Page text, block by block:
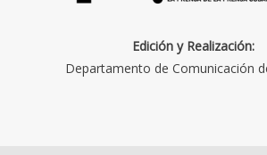
Edición y Realización:
Departamento de Comunicación